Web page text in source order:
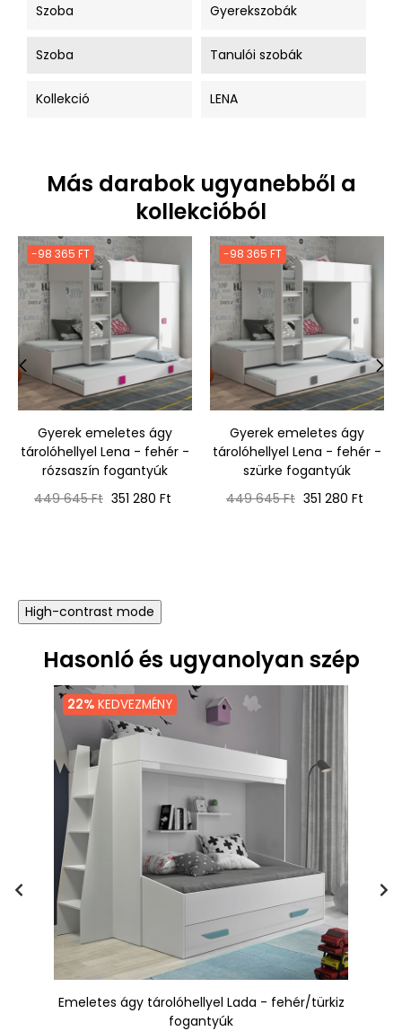
Szoba Gyerekszobák
Szoba Tanulói szobák
Kollekció LENA
Más darabok ugyanebből a
kollekcióból
-98 365 FT
Gyerek emeletes ágy
tárolóhellyel Lena - fehér -
rózsaszín fogantyúk
Normál
449 645 Ft Ár
351 280 Ft
-98 365 FT
Gyerek emeletes ágy
tárolóhellyel Lena - fehér -
szürke fogantyúk
Normál
449 645 Ft Ár
351 280 Ft
›
High-contrast mode
Hasonló és ugyanolyan szép
22% KEDVEZMÉNY
Emeletes ágy tárolóhellyel Lada - fehér/türkiz
fogantyúk